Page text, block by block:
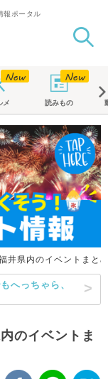
報ポータル
メ 読みもの
井県内のイベントまと
へっちゃら、
のイベントま